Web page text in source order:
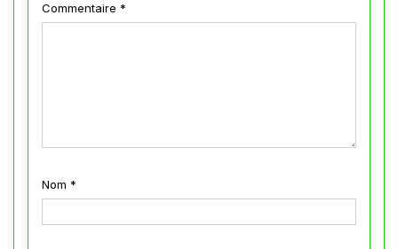
Commentaire *
Nom *